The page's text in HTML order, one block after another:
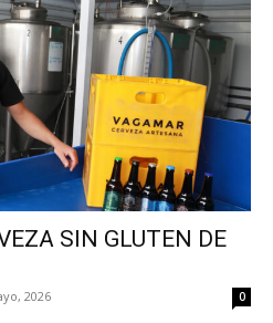
SIN GLUTEN DE
2026 0